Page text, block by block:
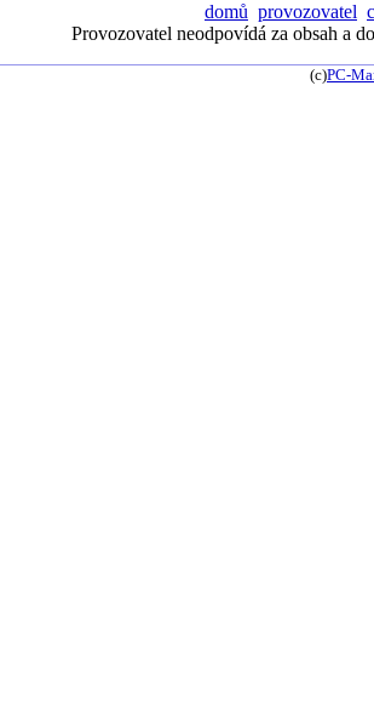
domů provozovatel
Provozovatel neodpovídá za obsah a
(c)PC-